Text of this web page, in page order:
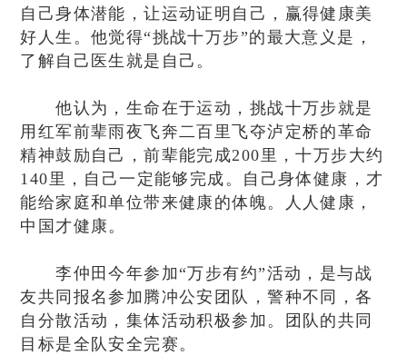
自己身体潜能，让运动证明自己，赢得健康美
好人生。他觉得“挑战十万步”的最大意义是，
了解自己医生就是自己。
他认为，生命在于运动，挑战十万步就是
用红军前辈雨夜飞奔二百里飞夺泸定桥的革命
精神鼓励自己，前辈能完成200里，十万步大约
140里，自己一定能够完成。自己身体健康，才
能给家庭和单位带来健康的体魄。人人健康，
中国才健康。
李仲田今年参加“万步有约”活动，是与战
友共同报名参加腾冲公安团队，警种不同，各
自分散活动，集体活动积极参加。团队的共同
目标是全队安全完赛。